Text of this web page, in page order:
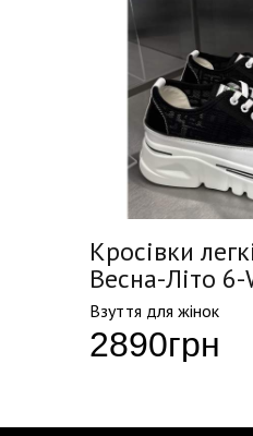
Кросівки
Весна-Літо
Взуття для жінок
2890грн